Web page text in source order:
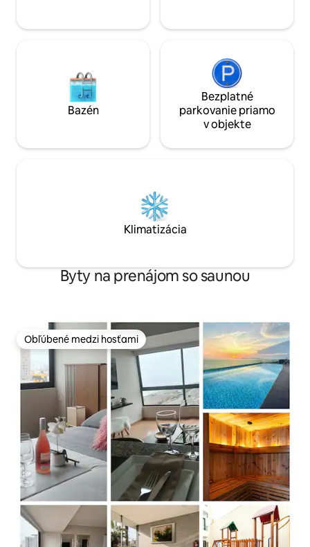
Bazén
Bezplatné
parkovanie priamo
v objekte
Klimatizácia
Byty na prenájom so saunou
Obľúbené medzi hosťami
Obľúbené medzi hosťami